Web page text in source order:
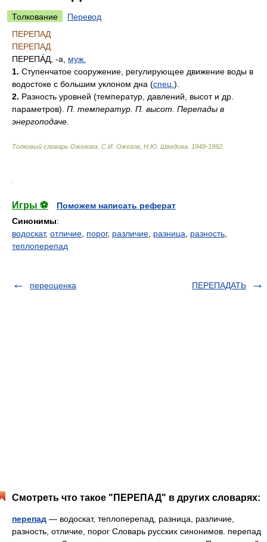
Толкование
Перевод
ПЕРЕПАД
ПЕРЕПАД
ПЕРЕПА́Д , -а, муж.
1. Ступенчатое сооружение, регулирующее движение воды в
водостоке с большим уклоном дна (спец. ).
2. Разность уровней (температур, давлений, высот и др.
параметров). П. температур. П. высот. Перепады в
энергоподаче.
Толковый словарь Ожегова С.И. Ожегов, Н.Ю. Шведова. 1949-1992
Игры ⚽
Поможем написать реферат
Синонимы:
водоскат, отличие порог, различие разница разность
теплоперепад
переоценка ПЕРЕПАДАТЬ
Смотреть что такое "ПЕРЕПАД" в других словарях:
перепад — водоскат, теплоперепад, разница, различие,
разность, отличие, порог Словарь русских синонимов. перепад